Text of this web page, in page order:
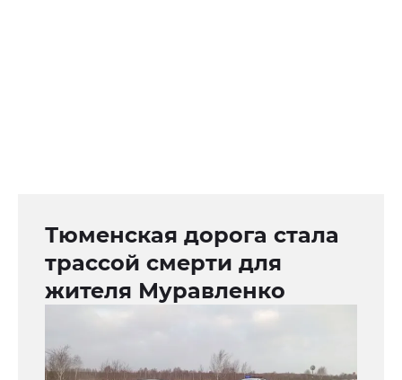
Тюменская дорога стала
трассой смерти для
жителя Муравленко